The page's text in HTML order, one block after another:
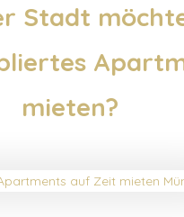
Stadt
mieten?